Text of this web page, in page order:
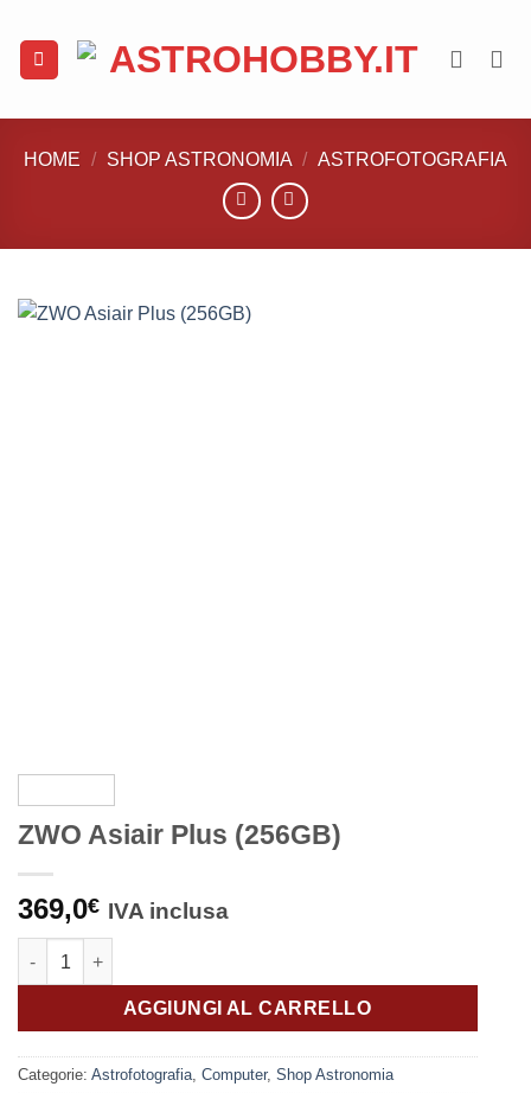
contenuti
HOME / SHOP ASTRONOMIA / ASTROFOTOGRAFIA
ZWO Asiair Plus (256GB)
369,0€ IVA inclusa
AGGIUNGI AL CARRELLO
Categorie: Astrofotografia, Computer, Shop Astronomia